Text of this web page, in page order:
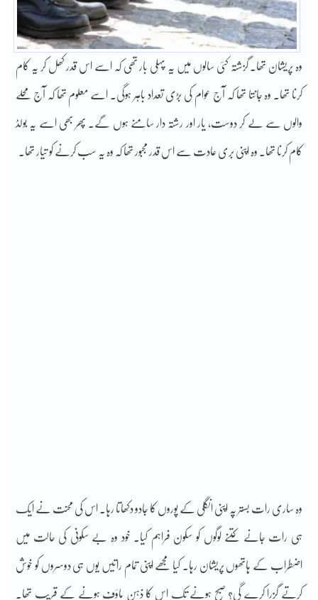
وہ پریشان تھا۔ گزشتہ کئی سالوں میں یہ پہلی بار تھی کہ اسے اس قدر کھل کر یہ کام
کرنا تھا۔ وہ جانتا تھا کہ آج عوام کی بڑی تعداد باہر ہوگی۔ اسے معلوم تھا کہ آج محلے
والوں سے لے کر دوست، یار اور رشتہ دار سامنے ہوں گے۔ پھر بھی اسے یہ بولڈ
کام کرنا تھا۔ وہ اپنی بری عادت سے اس قدر مجبور تھا کہ وہ یہ سب کرنے کو تیار تھا۔
وہ ساری رات بستر پہ اپنی انگلی کے پوروں کا جادو دکھاتا رہا۔ اس کی محنت نے ایک
ہی رات جانے کتنے لوگوں کو سکون فراہم کیا۔ خود وہ بے سکونی کی حالت میں
اضطراب کے ہاتھوں پریشان رہا۔ کیا مجھے اپنی تمام راتیں یوں ہی دوسروں کو خوش
کرتے گزرا کرے گی؟ صبح ہونے تک اس کا ذہن ماؤف ہونے کے قریب تھا۔